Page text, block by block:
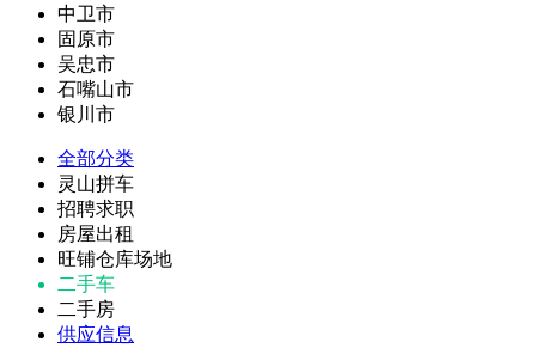
中卫市
固原市
吴忠市
石嘴山市
银川市
全部分类
灵山拼车
招聘求职
房屋出租
旺铺仓库场地
二手车
二手房
供应信息